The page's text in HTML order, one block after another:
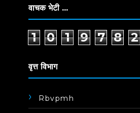
वाचक भेटी ...
1 0 1 9 7 8 2
वृत्त विभाग
Rbvpmh